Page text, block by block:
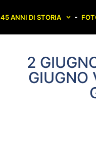
45 ANNI DI STORIA
2
GIUGNO